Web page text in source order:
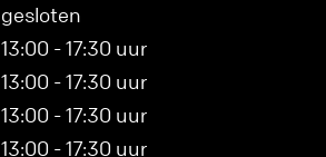
gesloten
13:00 - 17:30 uur
13:00 - 17:30 uur
13:00 - 17:30 uur
13:00 - 17:30 uur